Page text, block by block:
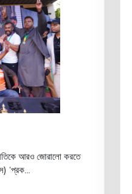
আরও জোরালো করতে
‘প্রক...